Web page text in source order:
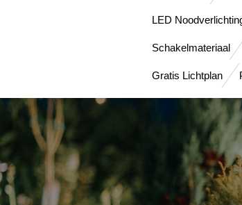
LED
Schakelmateriaal
Gratis Lichtplan